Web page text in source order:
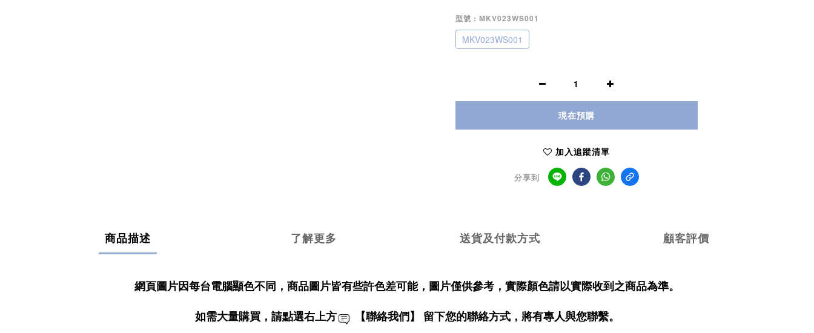
型號 : MKV023WS001
MKV023WS001
現在預購
加入追蹤清單
分享到
商品描述 了解更多 送貨及付款方式 顧客評價
網頁圖片因每台電腦顯色不同，商品圖片皆有些許色差可能，圖片僅供參考，實際顏色請以實際收到之商品為準。
如需大量購買，請點選右上方
【聯絡我們】 留下您的聯絡方式，將有專人與您聯繫。